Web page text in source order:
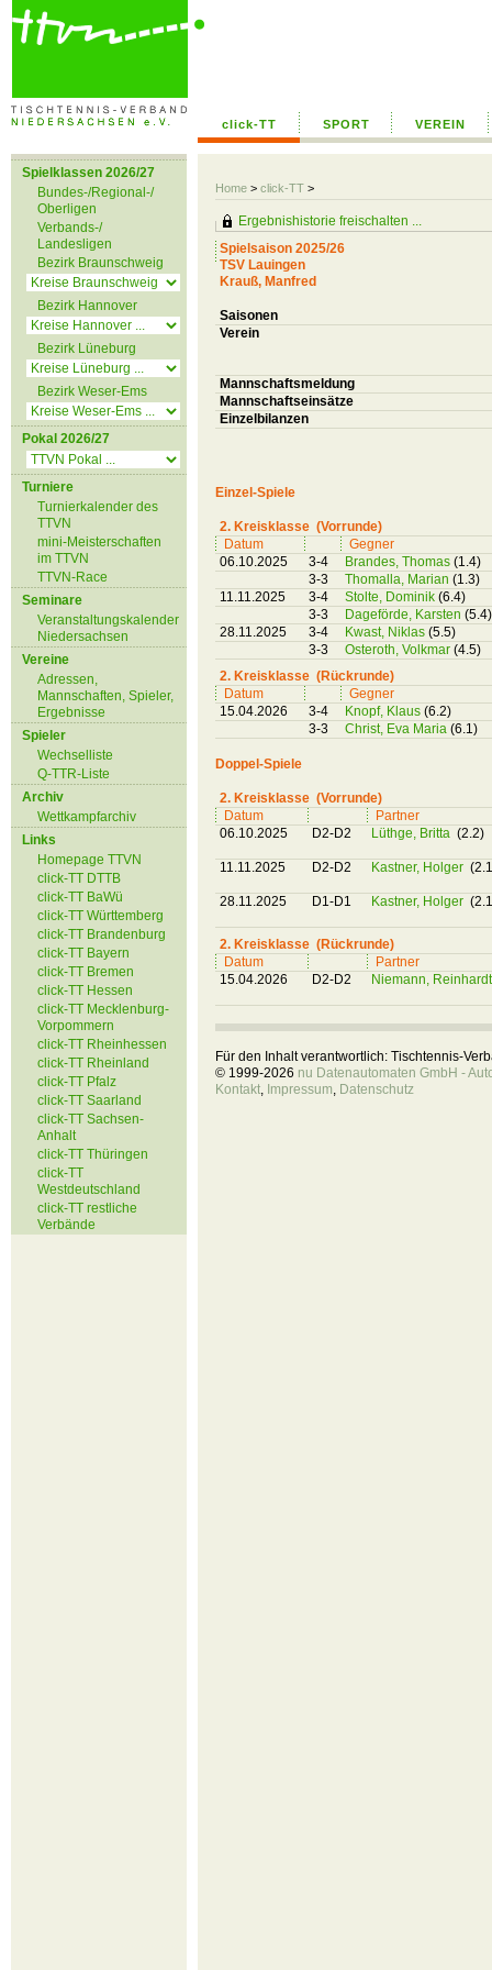
click-TT SPORT VEREIN
Home > click-TT >
Spielklassen 2026/27
Bundes-/Regional-/
Oberligen
Verbands-/
Landesligen
Bezirk Braunschweig
Bezirk Hannover
Bezirk Lüneburg
Bezirk Weser-Ems
Pokal 2026/27
Turniere
Turnierkalender des
TTVN
mini-Meisterschaften
im TTVN
TTVN-Race
Seminare
Veranstaltungskalender
Niedersachsen
Vereine
Adressen,
Mannschaften, Spieler,
Ergebnisse
Spieler
Wechselliste
Q-TTR-Liste
Archiv
Wettkampfarchiv
Links
Homepage TTVN
click-TT DTTB
click-TT BaWü
click-TT Württemberg
click-TT Brandenburg
click-TT Bayern
click-TT Bremen
click-TT Hessen
click-TT Mecklenburg-
Vorpommern
click-TT Rheinhessen
click-TT Rheinland
click-TT Pfalz
click-TT Saarland
click-TT Sachsen-
Anhalt
click-TT Thüringen
click-TT
Westdeutschland
click-TT restliche
Verbände
Ergebnishistorie freischalten ...
Spielsaison 2025/26
TSV Lauingen
Krauß, Manfred
Saisonen
Verein
Mannschaftsmeldung
Mannschaftseinsätze
Einzelbilanzen
Einzel-Spiele
2. Kreisklasse (Vorrunde)
Datum
Gegner
06.10.2025
3-4 Brandes, Thomas (1.4)
3-3
Thomalla, Marian (1.3)
11.11.2025
3-4 Stolte, Dominik (6.4)
3-3
Dageförde, Karsten (5.4)
28.11.2025
3-4 Kwast, Niklas (5.5)
3-3
Osteroth, Volkmar (4.5)
2. Kreisklasse (Rückrunde)
Datum
Gegner
15.04.2026
3-4 Knopf, Klaus (6.2)
3-3
Christ, Eva Maria (6.1)
Doppel-Spiele
2. Kreisklasse (Vorrunde)
Datum
Partner
06.10.2025
D2-D2 Lüthge, Britta (2.2)
11.11.2025 D2-D2 Kastner, Holger
28.11.2025 D1-D1 Kastner, Holger
2. Kreisklasse (Rückrunde)
Datum
Partner
15.04.2026
D2-D2 Niemann,
Für den Inhalt verantwortlich: Tischtennis-
© 1999-2026 nu Datenautomaten GmbH -
Kontakt, Impressum, Datenschutz